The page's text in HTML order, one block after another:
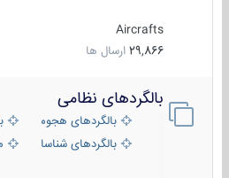
Aircrafts
29,866 ارسال ها
بالگردهای نظامی
بالگردهای هجومی
بالگردهای شناسایی